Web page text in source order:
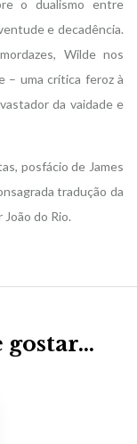
o dualismo entre
e decadência.
Wilde nos
– uma crítica feroz à
da vaidade e
posfácio de James
tradução da
do Rio.
gostar…